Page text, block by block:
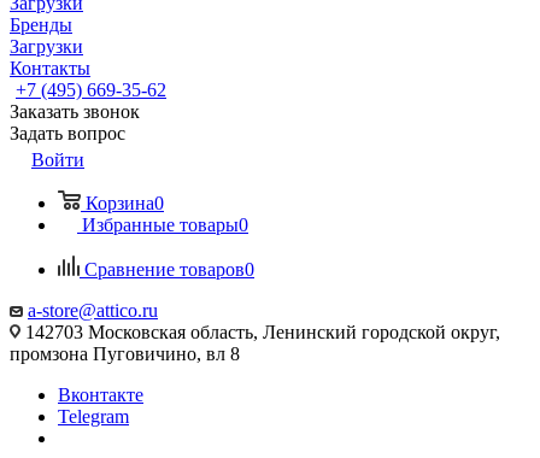
Бренды
Загрузки
Контакты
+7 (495) 669-35-62
Заказать звонок
Задать вопрос
Войти
Корзина0
Избранные товары0
Сравнение товаров0
a-store@attico.ru
142703 Московская область, Ленинский городской округ,
промзона Пуговичино, вл 8
Вконтакте
Telegram